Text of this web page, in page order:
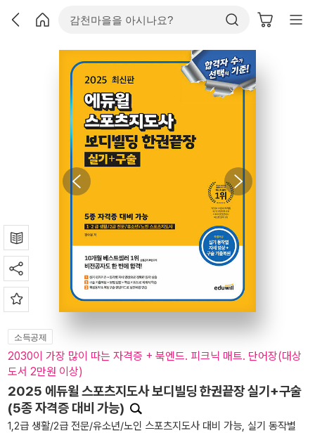
소득공제
2030이 가장 많이 따는 자격증 + 북엔드. 피크닉 매트. 단어장(대상
도서 2만원 이상)
2025 에듀윌 스포츠지도사 보디빌딩 한권끝장 실기+구술
(5종 자격증 대비 가능)
1,2급 생활/2급 전문/유소년/노인 스포츠지도사 대비 가능, 실기 동작별